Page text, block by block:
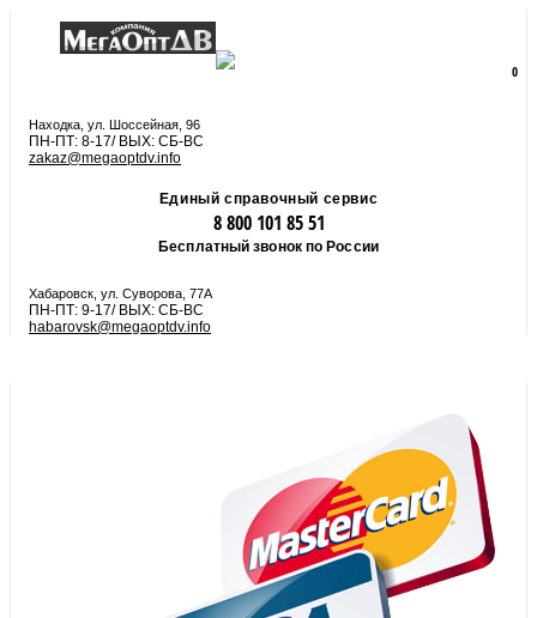
0
Находка, ул. Шоссейная, 96
ПН-ПТ: 8-17/ ВЫХ: СБ-ВС
zakaz@megaoptdv.info
Единый справочный сервис
8 800 101 85 51
Бесплатный звонок по России
Хабаровск, ул. Суворова, 77А
ПН-ПТ: 9-17/ ВЫХ: СБ-ВС
habarovsk@megaoptdv.info